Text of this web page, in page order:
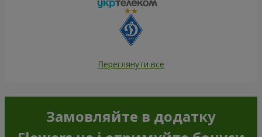
Переглянути все
Замовляйте в додатку